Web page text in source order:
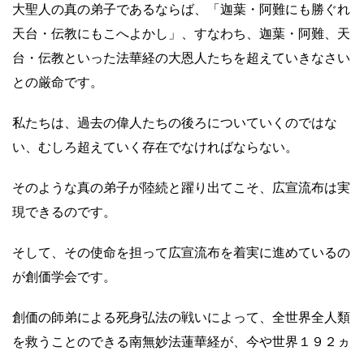
大聖人の真の弟子であるならば、「迦葉・阿難にも勝ぐれ
天台・伝教にもこへよかし」、すなわち、迦葉・阿難、天
台・伝教といった法華経の大恩人たちを超えていきなさい
との厳命です。
私たちは、過去の偉人たちの後ろについていくのではな
い、むしろ超えていく存在でなければならない。
そのような真の弟子が陸続と躍り出てこそ、広宣流布は実
現できるのです。
そして、その使命を担って広宣流布を着実に進めているの
が創価学会です。
創価の師弟による死身弘法の戦いによって、全世界全人類
を救うことのできる南無妙法蓮華経が、今や世界１９２ヵ